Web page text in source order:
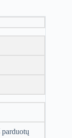
parduotų